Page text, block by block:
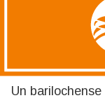
Huapi si
Un